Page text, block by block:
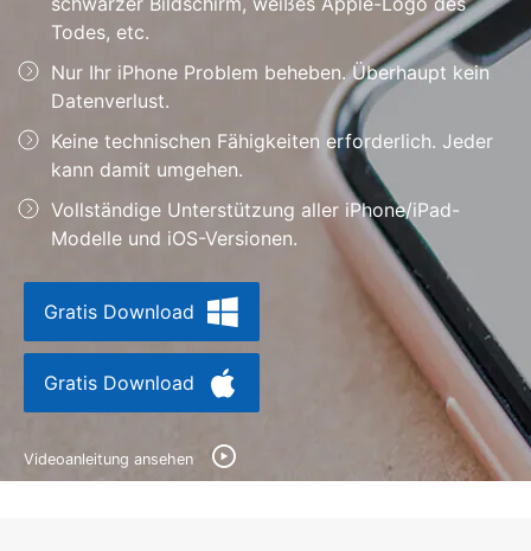
Support
Hilfe und Unterstützung erhalten
DOWNLOAD Anmelden
Suchen
Todes, etc.
Nur Ihr iPhone Problem beheben. Überhaupt kein
Datenverlust.
Keine technischen Fähigkeiten erforderlich. Jeder
kann damit umgehen.
Vollständige Unterstützung aller iPhone/iPad-
Modelle und iOS-Versionen.
Gratis Download
Gratis Download
Videoanleitung ansehen